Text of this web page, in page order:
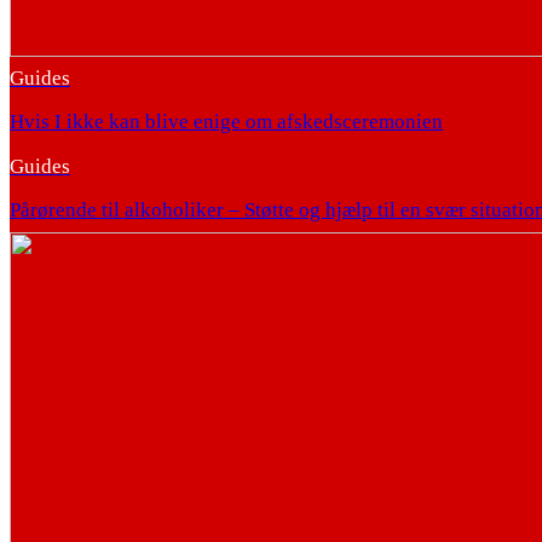
Guides
Hvis I ikke kan blive enige om afskedsceremonien
Guides
Pårørende til alkoholiker – Støtte og hjælp til en svær